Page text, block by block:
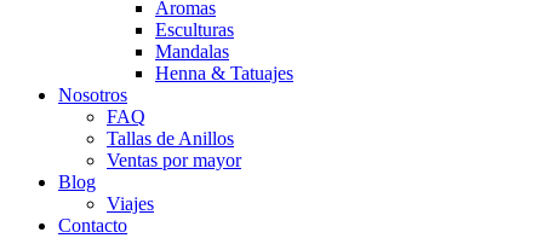
Aromas
Esculturas
Mandalas
Henna & Tatuajes
Nosotros
FAQ
Tallas de Anillos
Ventas por mayor
Blog
Viajes
Contacto